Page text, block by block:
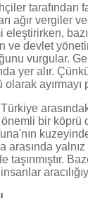
tarafından
ağır vergiler
ve devlet
vurgular.
yer alır.
ayırmayı
bir köprü
arasında
taşınmıştır.